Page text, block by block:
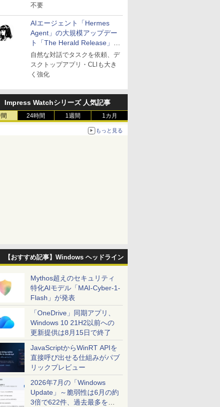
不要
AIエージェント「Hermes
Agent」の大規模アップデー
ト「The Herald Release」が
公開
自然な対話でタスクを依頼、デ
スクトップアプリ・CLIも大き
く強化
Impress Watchシリーズ 人気記事
24時間 1週間 1カ月
もっと見る
【おすすめ記事】Windows ヘッドライン
Mythos超えのセキュリティ
特化AIモデル「MAI-Cyber-1-
Flash」が発表
「OneDrive」同期アプリ、
Windows 10 21H2以前への
更新提供は8月15日で終了
JavaScriptからWinRT APIを
直接呼び出せる仕組みがパブ
リックプレビュー
2026年7月の「Windows
Update」～脆弱性は6月の約
3倍で622件、過去最多を大